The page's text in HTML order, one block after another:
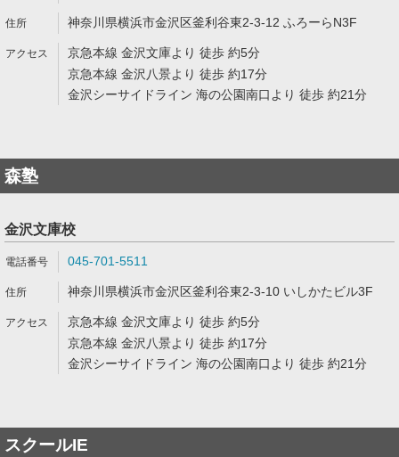
神奈川県横浜市金沢区釜利谷東2-3-12 ふろーらN3F
京急本線 金沢文庫より 徒歩 約5分
京急本線 金沢八景より 徒歩 約17分
金沢シーサイドライン 海の公園南口より 徒歩 約21分
森塾
金沢文庫校
045-701-5511
神奈川県横浜市金沢区釜利谷東2-3-10 いしかたビル3F
京急本線 金沢文庫より 徒歩 約5分
京急本線 金沢八景より 徒歩 約17分
金沢シーサイドライン 海の公園南口より 徒歩 約21分
スクールIE